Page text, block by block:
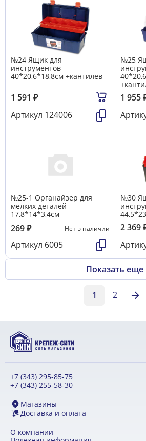
№24 Ящик для
инструментов
40*20,6*18,8см +кантилев
1 591 ₽
Артикул 124006
№25
1 955
№25-1 Органайзер для
мелких деталей
17,8*14*3,4см
269₽ Нет в наличии
Артикул 6005
№30
2 369
Показать еще
1 2
+7 (343) 295-85-75
+7 (343) 255-58-30
Магазины
Доставка и оплата
О компании